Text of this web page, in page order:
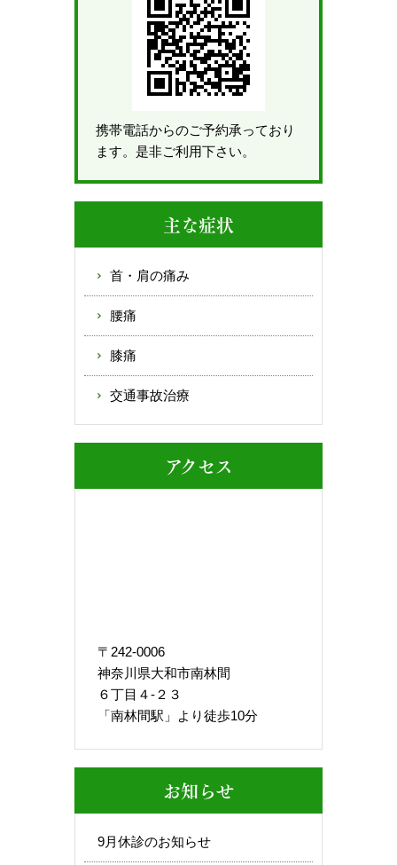
携帯電話からのご予約承っており
ます。是非ご利用下さい。
主な症状
首・肩の痛み
腰痛
膝痛
交通事故治療
アクセス
〒242-0006
神奈川県大和市南林間
６丁目４-２３
「南林間駅」より徒歩10分
お知らせ
9月休診のお知らせ